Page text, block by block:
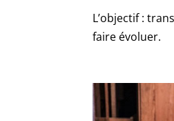
L’objectif :
faire évoluer.